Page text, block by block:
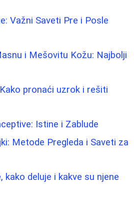
Važni Saveti Pre i Posle
i Mešovitu Kožu: Najbolji
pronaći uzrok i rešiti
Istine i Zablude
Metode Pregleda i Saveti za
kako deluje i kakve su njene